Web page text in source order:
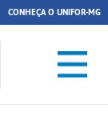
CONHEÇA O UNIFOR-MG